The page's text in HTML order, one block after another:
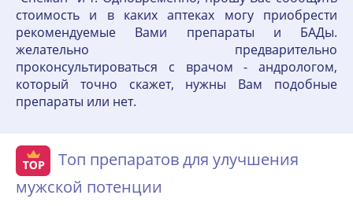
стоимость и в каких аптеках могу приобрести
рекомендуемые Вами препараты и БАДы.
желательно предварительно
проконсультироваться с врачом - андрологом,
который точно скажет, нужны Вам подобные
препараты или нет.
Топ препаратов для улучшения
мужской потенции